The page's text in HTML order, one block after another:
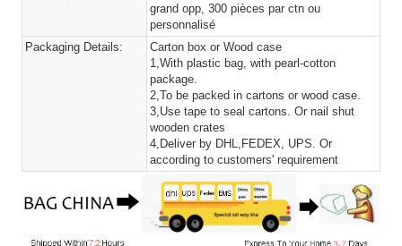
grand opp, 300 pièces par ctn ou
personnalisé
Packaging Details:
Carton box or Wood case
1,With plastic bag, with pearl-cotton
package.
2,To be packed in cartons or wood case.
3,Use tape to seal cartons. Or nail shut
wooden crates
4,Deliver by DHL,FEDEX, UPS. Or
according to customers' requirement